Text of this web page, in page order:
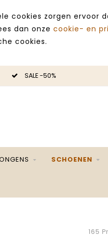
cookies zorgen ervoor
dan onze cookie- en
cookies.
SALE -50%
SCHOENEN
165